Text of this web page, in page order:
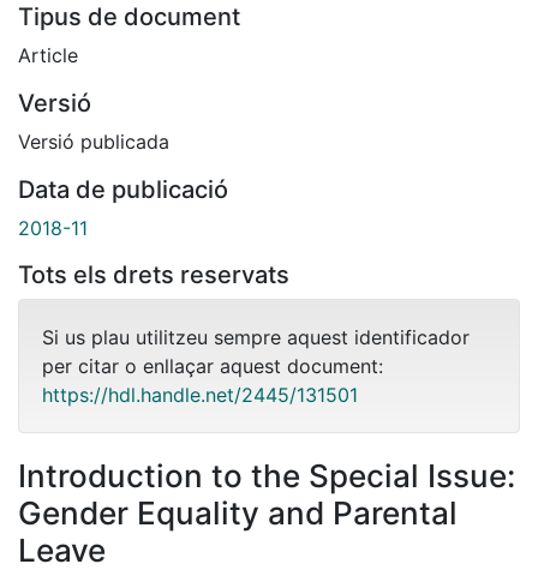
Tipus de document
Article
Versió
Versió publicada
Data de publicació
2018-11
Tots els drets reservats
Si us plau utilitzeu sempre aquest identificador
per citar o enllaçar aquest document:
https://hdl.handle.net/2445/131501
Introduction to the Special Issue:
Gender Equality and Parental
Leave